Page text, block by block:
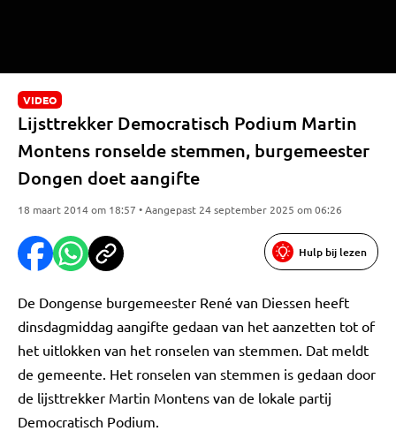
VIDEO
Lijsttrekker Democratisch Podium Martin
Montens ronselde stemmen, burgemeester
Dongen doet aangifte
18 maart 2014 om 18:57 • Aangepast 24 september 2025 om 06:26
Hulp bij lezen
De Dongense burgemeester René van Diessen heeft
dinsdagmiddag aangifte gedaan van het aanzetten tot of
het uitlokken van het ronselen van stemmen. Dat meldt
de gemeente. Het ronselen van stemmen is gedaan door
de lijsttrekker Martin Montens van de lokale partij
Democratisch Podium.